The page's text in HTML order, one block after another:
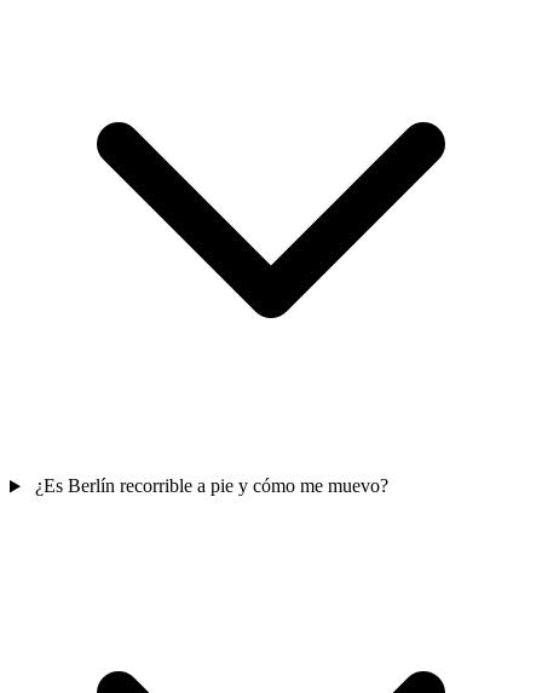
¿Es Berlín recorrible a pie y cómo me muevo?